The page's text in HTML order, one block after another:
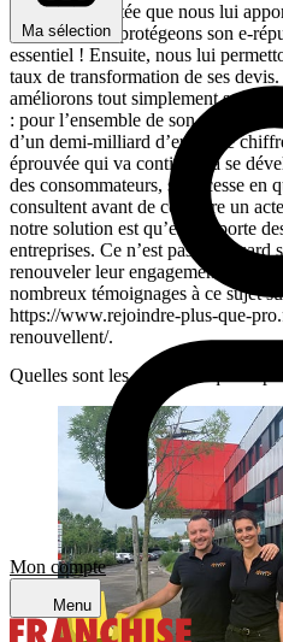
Ma sélection
Mon compte
Menu
La valeur ajoutée que nous lui
d’abord, nous protégeons son e-
essentiel ! Ensuite, nous lui
taux de transformation de ses
améliorons tout simplement sa
: pour l’ensemble de son réseau,
d’un demi-milliard d’euros de
éprouvée qui va continuer à se
des consommateurs, sans cesse en
consultent avant de conclure un
notre solution est qu’elle apporte
entreprises. Ce n’est pas un hasard
renouveler leur engagement. On
nombreux témoignages à ce sujet
https://www.rejoindre-plus-que-
renouvellent/.
Quelles sont les qualités requises